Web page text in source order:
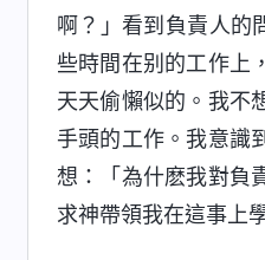
啊？」看到負責人的
些時間在别的工作上
天天偷懶似的。我不
手頭的工作。我意識
想：「為什麽我對負
求神帶領我在這事上